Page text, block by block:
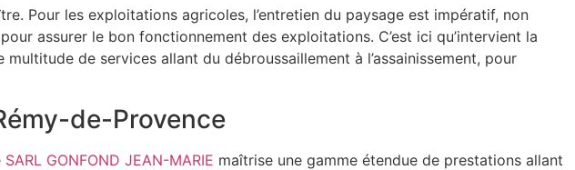
Pour les exploitations agricoles, l’entretien du paysage est impératif, non
assurer le bon fonctionnement des exploitations. C’est ici qu’intervient la
de services allant du débroussaillement à l’assainissement, pour
de-Provence
SARL GONFOND JEAN-MARIE maîtrise une gamme étendue de prestations allant